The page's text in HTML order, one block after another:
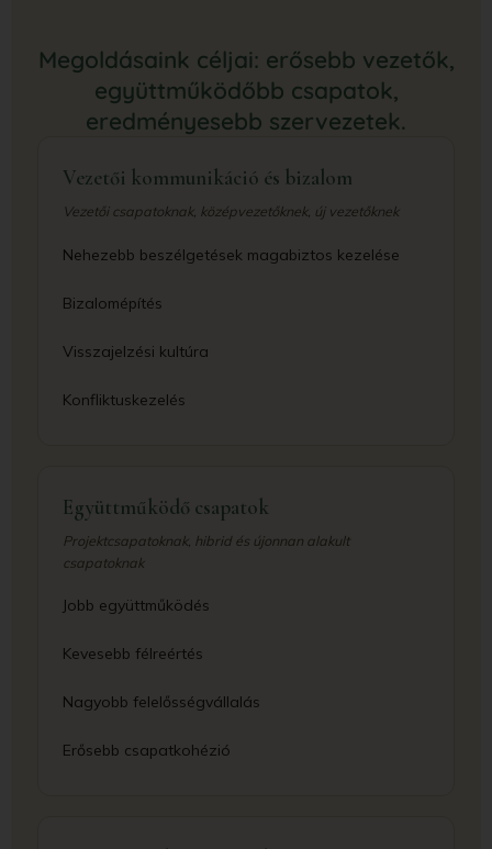
Megoldásaink céljai: erősebb vezetők,
együttműködőbb csapatok,
eredményesebb szervezetek.
Vezetői kommunikáció és bizalom
Vezetői csapatoknak, középvezetőknek, új vezetőknek
Nehezebb beszélgetések magabiztos kezelése
Bizalomépítés
Visszajelzési kultúra
Konfliktuskezelés
Együttműködő csapatok
Projektcsapatoknak, hibrid és újonnan alakult
csapatoknak
Jobb együttműködés
Kevesebb félreértés
Nagyobb felelősségvállalás
Erősebb csapatkohézió